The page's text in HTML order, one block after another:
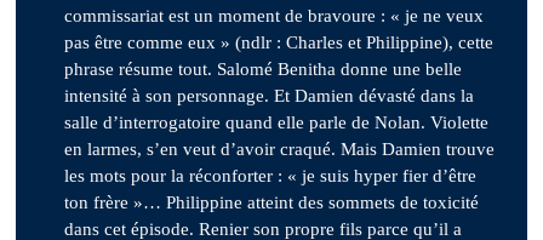
commissariat est un moment de bravoure : « je ne veux
pas être comme eux » (ndlr : Charles et Philippine), cette
phrase résume tout. Salomé Benitha donne une belle
intensité à son personnage. Et Damien dévasté dans la
salle d’interrogatoire quand elle parle de Nolan. Violette
en larmes, s’en veut d’avoir craqué. Mais Damien trouve
les mots pour la réconforter : « je suis hyper fier d’être
ton frère »… Philippine atteint des sommets de toxicité
dans cet épisode. Renier son propre fils parce qu’il a